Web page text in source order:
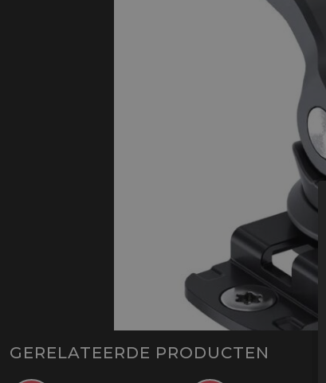
GERELATEERDE PRODUCTEN